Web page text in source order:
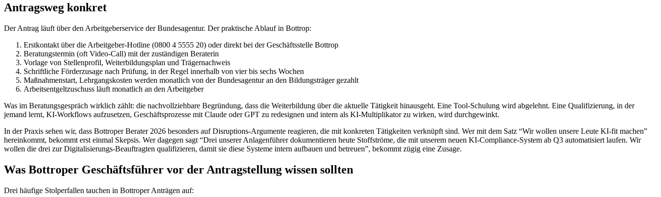
Antragsweg konkret
Der Antrag läuft über den Arbeitgeberservice der Bundesagentur. Der praktische Ablauf in Bottrop:
Erstkontakt über die Arbeitgeber-Hotline (0800 4 5555 20) oder direkt bei der Geschäftsstelle Bottrop
Beratungstermin (oft Video-Call) mit der zuständigen Beraterin
Vorlage von Stellenprofil, Weiterbildungsplan und Trägernachweis
Schriftliche Förderzusage nach Prüfung, in der Regel innerhalb von vier bis sechs Wochen
Maßnahmenstart, Lehrgangskosten werden monatlich von der Bundesagentur an den Bildungsträger gezahlt
Arbeitsentgeltzuschuss läuft monatlich an den Arbeitgeber
Was im Beratungsgespräch wirklich zählt: die nachvollziehbare Begründung, dass die Weiterbildung über die aktuelle Tätigkeit hinausgeht. Eine Tool-Schulung wird abgelehnt. Eine Qualifizierung, in der
jemand lernt, KI-Workflows aufzusetzen, Geschäftsprozesse mit Claude oder GPT zu redesignen und intern als KI-Multiplikator zu wirken, wird durchgewinkt.
In der Praxis sehen wir, dass Bottroper Berater 2026 besonders auf Disruptions-Argumente reagieren, die mit konkreten Tätigkeiten verknüpft sind. Wer mit dem Satz “Wir wollen unsere Leute KI-fit machen”
hereinkommt, bekommt erst einmal Skepsis. Wer dagegen sagt “Drei unserer Anlagenführer dokumentieren heute Stoffströme, die mit unserem neuen KI-Compliance-System ab Q3 automatisiert laufen. Wir
wollen die drei zur Digitalisierungs-Beauftragten qualifizieren, damit sie diese Systeme intern aufbauen und betreuen”, bekommt zügig eine Zusage.
Was Bottroper Geschäftsführer vor der Antragstellung wissen sollten
Drei häufige Stolperfallen tauchen in Bottroper Anträgen auf: